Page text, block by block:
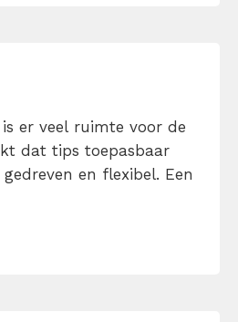
er veel ruimte voor de
dat tips toepasbaar
en flexibel. Een